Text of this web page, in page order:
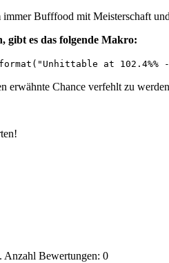
Bufffood mit Meisterschaft
gibt es das folgende Makro:
at 102.4%%
erwähnte Chance verfehlt zu
Anzahl Bewertungen: 0